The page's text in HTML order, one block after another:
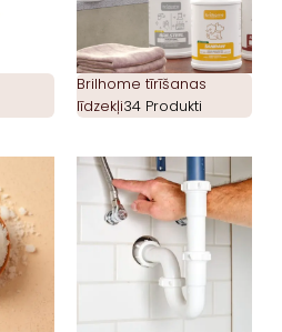
Brilhome tīrīšanas
līdzekļi34 Produkti